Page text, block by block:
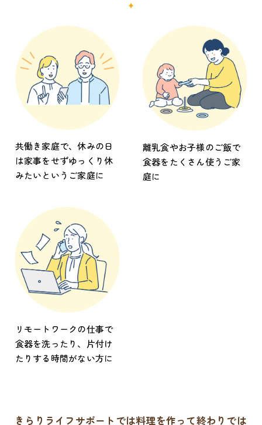
共働き家庭で、休みの日
は家事をせずゆっくり休
みたいというご家庭に
離乳食やお子様のご飯で
食器をたくさん使うご家
庭に
リモートワークの仕事で
食器を洗ったり、片付け
たりする時間がない方に
きらりライフサポートでは料理を作って終わりでは